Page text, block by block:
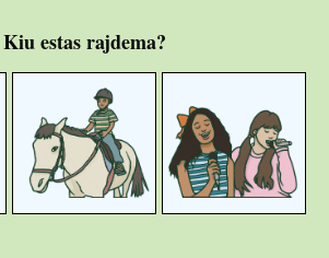
Kiu estas rajdema?